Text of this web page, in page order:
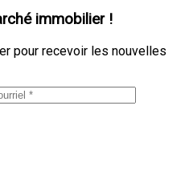
immobilier !
pour recevoir les nouvelles